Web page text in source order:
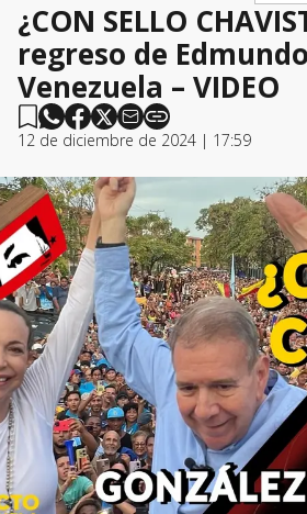
¿CON SELLO
regreso de
Venezuela – VIDEO
12 de diciembre de 2024 | 17:59